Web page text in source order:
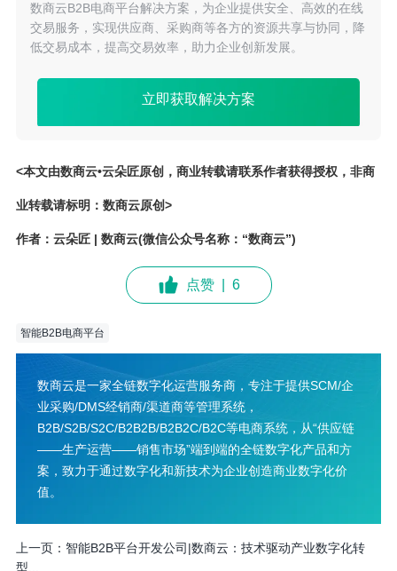
数商云B2B电商平台解决方案，为企业提供安全、高效的在线
交易服务，实现供应商、采购商等各方的资源共享与协同，降
低交易成本，提高交易效率，助力企业创新发展。
立即获取解决方案
<本文由数商云•云朵匠原创，商业转载请联系作者获得授权，非商
业转载请标明：数商云原创>
作者：云朵匠 | 数商云(微信公众号名称：“数商云”)
点赞 6
智能B2B电商平台
数商云是一家全链数字化运营服务商，专注于提供SCM/企
业采购/DMS经销商/渠道商等管理系统，
B2B/S2B/S2C/B2B2B/B2B2C/B2C等电商系统，从“供应链
——生产运营——销售市场”端到端的全链数字化产品和方
案，致力于通过数字化和新技术为企业创造商业数字化价
值。
上一页： 智能B2B平台开发公司|数商云：技术驱动产业数字化转
型...